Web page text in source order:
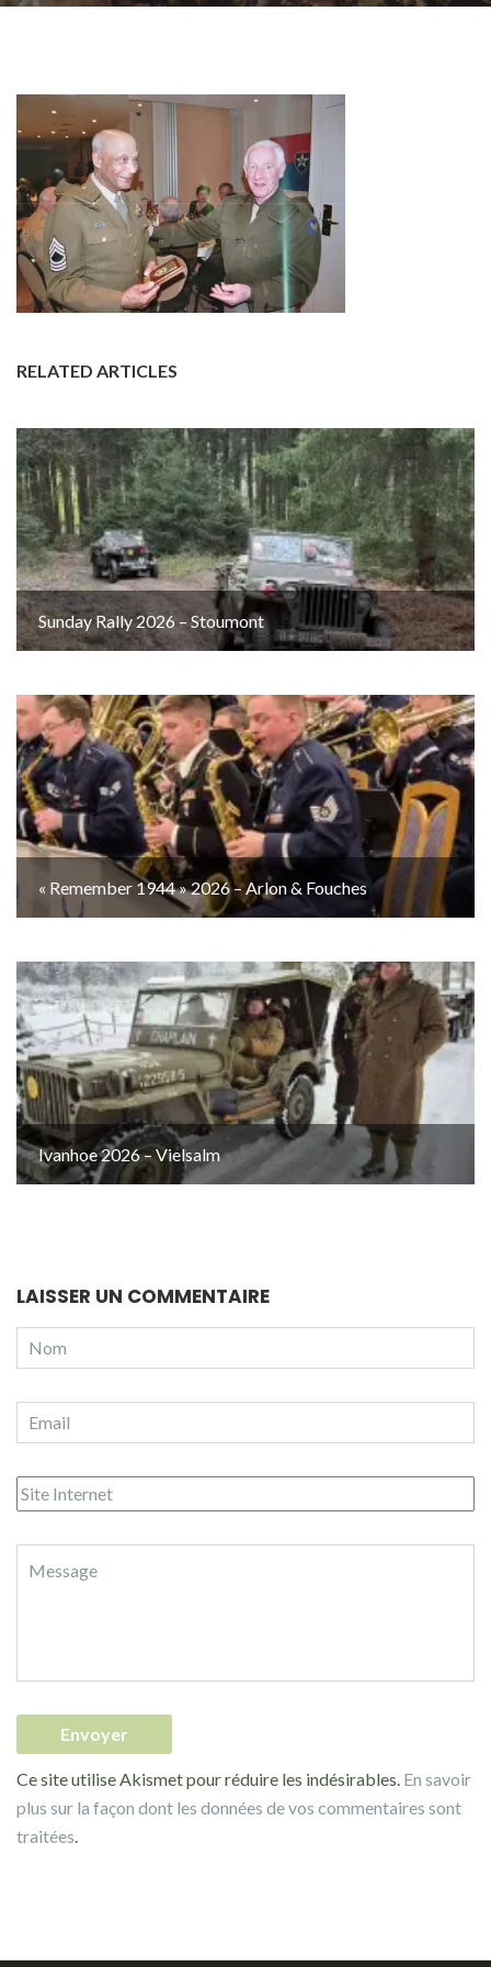
RELATED ARTICLES
Sunday Rally 2026 – Stoumont
« Remember 1944 » 2026 – Arlon & Fouches
Ivanhoe 2026 – Vielsalm
LAISSER UN COMMENTAIRE
Ce site utilise Akismet pour réduire les indésirables. En savoir
plus sur la façon dont les données de vos commentaires sont
traitées